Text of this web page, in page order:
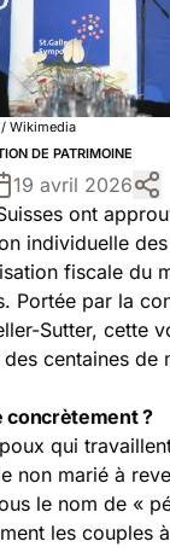
/ Wikimedia
DE PATRIMOINE
19 avril 2026
ont
individuelle
fiscale du
Portée par la
Sutter, cette
centaines de
concrètement ?
qui
non marié à
le nom de «
les couples